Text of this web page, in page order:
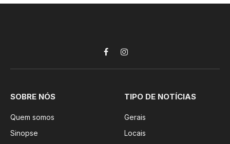
FacebookInstagram
SOBRE NÓS
Quem somos
Sinopse
TIPO DE NOTÍCIAS
Gerais
Locais